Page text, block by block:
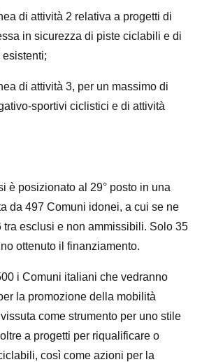
di attività 2 relativa a progetti di
in sicurezza di piste ciclabili e di
di attività 3, per un massimo di
sportivi ciclistici e di attività
è posizionato al 29° posto in una
da 497 Comuni idonei, a cui se ne
esclusi e non ammissibili. Solo 35
ottenuto il finanziamento.
i Comuni italiani che vedranno
la promozione della mobilità
come strumento per uno stile
a progetti per riqualificare o
così come azioni per la